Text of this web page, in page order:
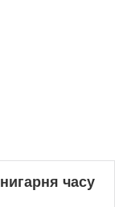
часу